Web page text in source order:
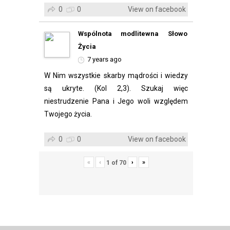
0 0 View on facebook
Wspólnota modlitewna Słowo
Życia
7 years ago
W Nim wszystkie skarby mądrości i wiedzy
są ukryte.️ (Kol 2,3). Szukaj więc
niestrudzenie Pana i Jego woli względem
Twojego życia.
0 0 View on facebook
« ‹ 1 of 70 › »